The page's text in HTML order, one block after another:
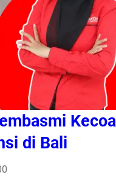
Kecoa
di Bali